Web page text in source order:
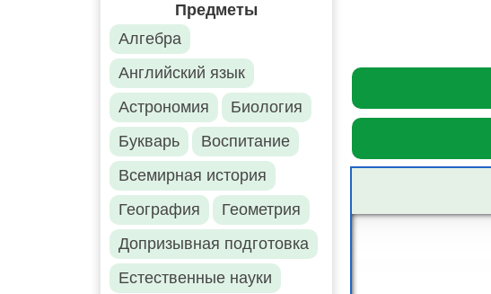
Предметы
Алгебра
Английский язык
Астрономия
Биология
Букварь
Воспитание
Всемирная история
География
Геометрия
Допризывная подготовка
Естественные науки